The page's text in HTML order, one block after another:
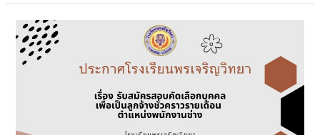
ประกาศ
โรงเรียน
พรเจริญ